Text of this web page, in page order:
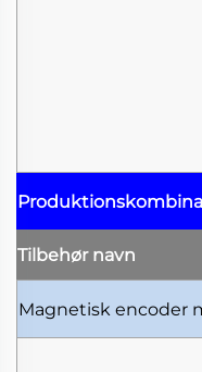
Tilbehør navn
Magnetisk encoder